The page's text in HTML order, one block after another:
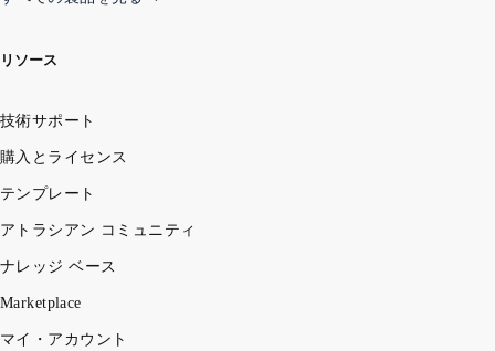
リソース
技術サポート
購入とライセンス
テンプレート
アトラシアン コミュニティ
ナレッジ ベース
Marketplace
マイ・アカウント